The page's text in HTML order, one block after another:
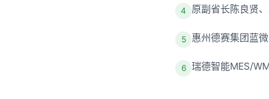
4 原副省长陈良贤
5 惠州德赛集团蓝
6 瑞德智能MES/